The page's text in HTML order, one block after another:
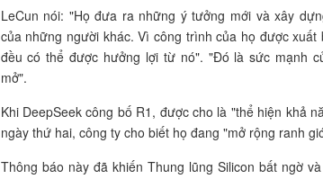
LeCun nói: "Họ đưa ra những ý tưởng mới và xây
của những người khác. Vì công trình của họ được
đều có thể được hưởng lợi từ nó". "Đó là sức mạnh
mở".
Khi DeepSeek công bố R1, được cho là "thể hiện khả
ngày thứ hai, công ty cho biết họ đang "mở rộng ranh
Thông báo này đã khiến Thung lũng Silicon bất ngờ